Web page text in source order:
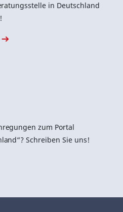
in Deutschland
zum Portal
Schreiben Sie uns!